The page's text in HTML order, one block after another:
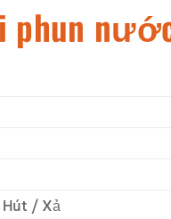
/ Xả